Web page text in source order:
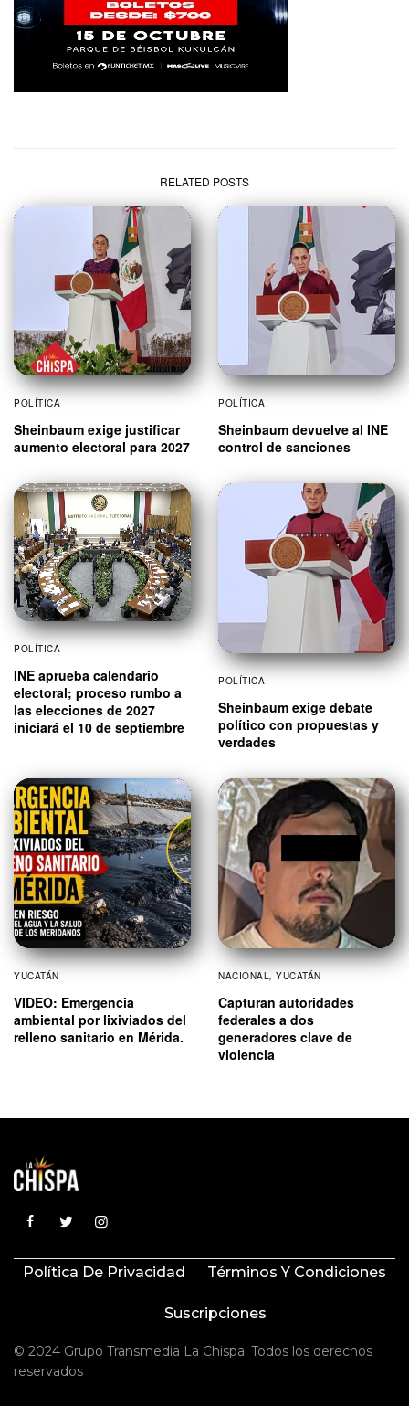
RELATED POSTS
POLÍTICA
Sheinbaum exige justificar
aumento electoral para 2027
POLÍTICA
Sheinbaum devuelve al INE
control de sanciones
POLÍTICA
INE aprueba calendario
electoral; proceso rumbo a
las elecciones de 2027
iniciará el 10 de septiembre
POLÍTICA
Sheinbaum exige debate
político con propuestas y
verdades
YUCATÁN
VIDEO: Emergencia
ambiental por lixiviados del
relleno sanitario en Mérida.
NACIONAL, YUCATÁN
Capturan autoridades
federales a dos
generadores clave de
violencia
Política De Privacidad Términos Y Condiciones
Suscripciones
© 2024 Grupo Transmedia La Chispa. Todos los derechos
reservados